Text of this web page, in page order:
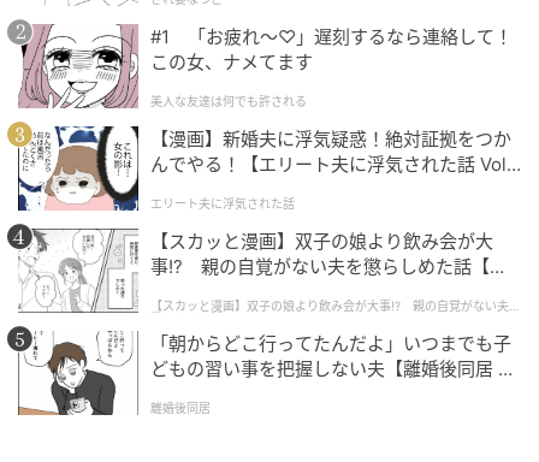
2026年4月28日のシニアの日には、このプロジェクト
の発表会が行われ、応援団長として俳優の寺島 進さん
が登壇しました。
今回のプロジェクトのため、久々にハワイに訪れたと
いう寺島さん。「ハワイはやっぱりいい。太陽が似合
う島という気がするし、海、空、山、そして砂浜がキ
レイで人々もみんなあたたかい。気持ちが大らかにな
ります」と、その魅力を語りました。
#1 「お疲れ〜♡」遅刻するなら連絡して！
この女、ナメてます
美人な友達は何でも許される
【漫画】新婚夫に浮気疑惑！絶対証拠をつか
んでやる！【エリート夫に浮気された話 Vol.
エリート夫に浮気された話
【スカッと漫画】双子の娘より飲み会が大
事!? 親の自覚がない夫を懲らしめた話【第1
【スカッと漫画】双子の娘より飲み会が大事!? 親の自覚がない夫を
懲らしめた話
「朝からどこ行ってたんだよ」いつまでも子
どもの習い事を把握しない夫【離婚後同居 Vo
離婚後同居